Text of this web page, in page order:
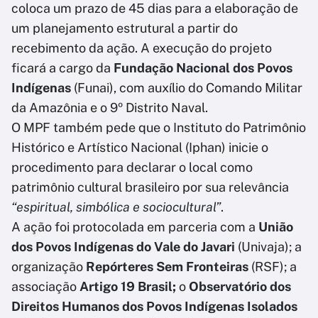
coloca um prazo de 45 dias para a elaboração de
um planejamento estrutural a partir do
recebimento da ação. A execução do projeto
ficará a cargo da Fundação Nacional dos Povos
Indígenas (Funai), com auxílio do Comando Militar
da Amazônia e o 9º Distrito Naval.
O MPF também pede que o Instituto do Patrimônio
Histórico e Artístico Nacional (Iphan) inicie o
procedimento para declarar o local como
patrimônio cultural brasileiro por sua relevância
“espiritual, simbólica e sociocultural”.
A ação foi protocolada em parceria com a União
dos Povos Indígenas do Vale do Javari (Univaja); a
organização Repórteres Sem Fronteiras (RSF); a
associaçãoArtigo 19 Brasil; oObservatório dos
Direitos Humanos dos Povos Indígenas Isolados